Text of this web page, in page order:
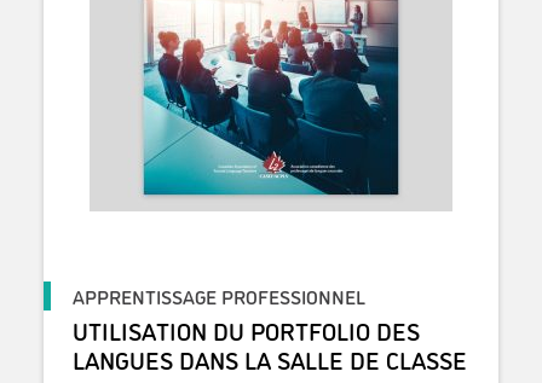
APPRENTISSAGE PROFESSIONNEL
UTILISATION DU PORTFOLIO DES
LANGUES DANS LA SALLE DE CLASSE